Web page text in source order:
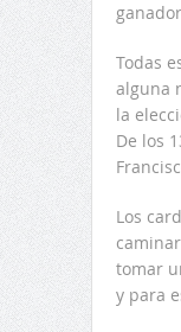
Todas
alguna
la
De los
Los
tomar
y para